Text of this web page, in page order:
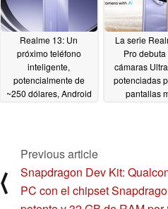
Realme 13: Un
próximo teléfono
inteligente,
potencialmente de
~250 dólares, Android
La serie
Pro debuta
cámaras
potenciadas
pantallas
⟨
Previous article
Snapdragon Dev Kit:
PC con el chipset